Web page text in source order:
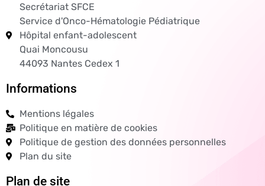
Secrétariat SFCE
Service d'Onco-Hématologie Pédiatrique
Hôpital enfant-adolescent
Quai Moncousu
44093 Nantes Cedex 1
Informations
Mentions légales
Politique en matière de cookies
Politique de gestion des données personnelles
Plan du site
Plan de site